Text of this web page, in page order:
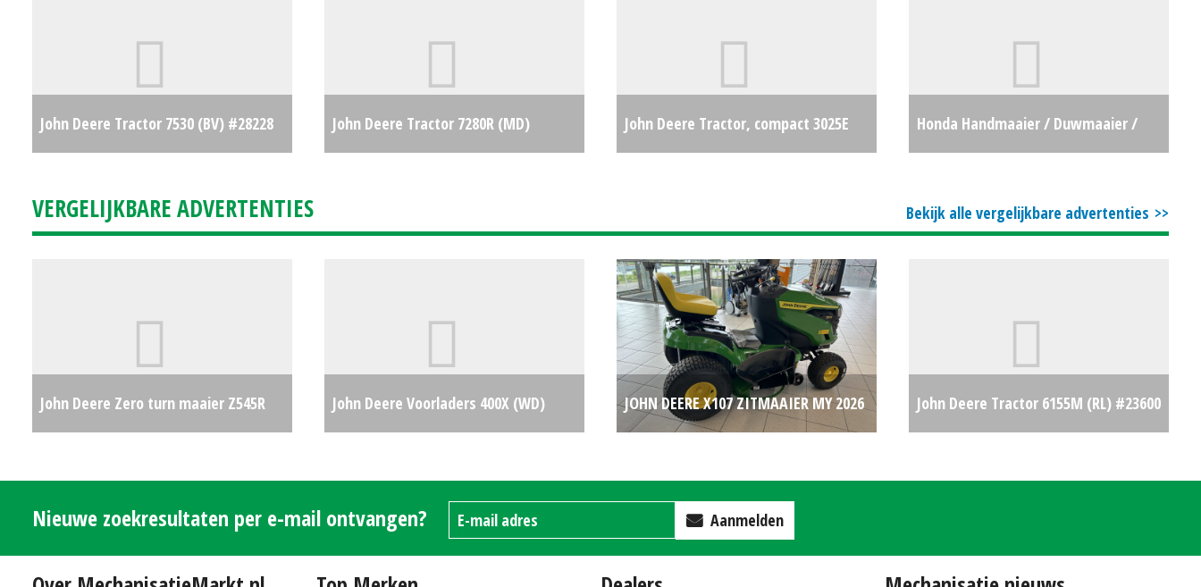
John Deere Tractor 7530 (BV) #28228
John Deere Tractor 7280R (MD)
John Deere Tractor, compact 3025E
Honda Handmaaier / Duwmaaier /
Bekijk alle vergelijkbare advertenties
VERGELIJKBARE ADVERTENTIES
John Deere Zero turn maaier Z545R
John Deere Voorladers 400X (WD)
JOHN DEERE X107 ZITMAAIER MY 2026
John Deere Tractor 6155M (RL) #23600
Nieuwe zoekresultaten per e-mail ontvangen? Aanmelden